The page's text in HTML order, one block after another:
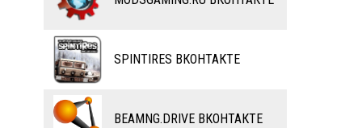
ВЕЛОСИПЕДЫ
ТАНКИ
ПОЕЗДА
ВОДНЫЙ ТРАНСПОРТ
ТЮНИНГ
КАРТЫ SPINTIRES ВКОНТАКТЕ
BEAMNG.DRIVE ВКОНТАКТЕ